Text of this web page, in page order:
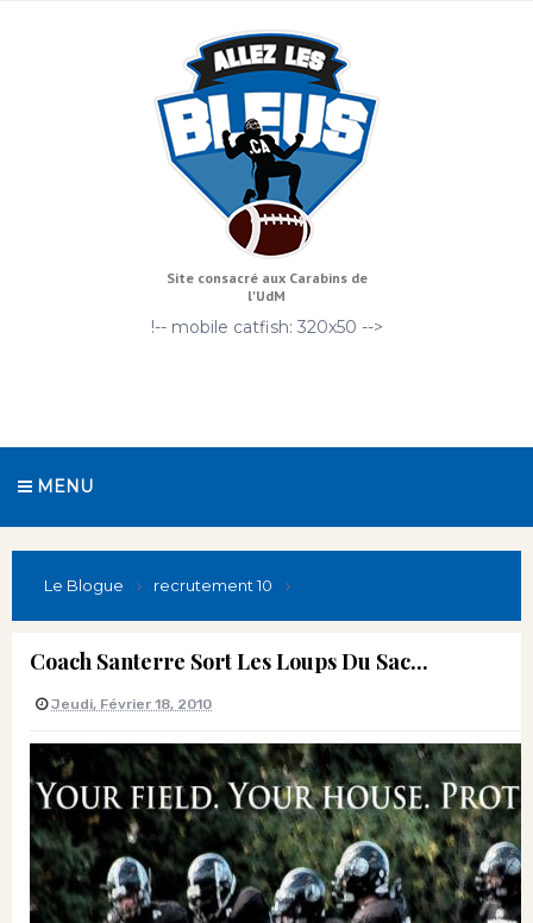
Site consacré aux Carabins de
l'UdM
!-- mobile catfish: 320x50 -->
MENU
Le Blogue recrutement 10
Coach Santerre Sort Les Loups Du Sac...
Jeudi, Février 18, 2010